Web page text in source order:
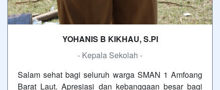
YOHANIS B KIKHAU, S.PI
- Kepala Sekolah -
Salam sehat bagi seluruh warga SMAN 1 Amfoang
Barat Laut. Apresiasi dan kebanggaan besar bagi